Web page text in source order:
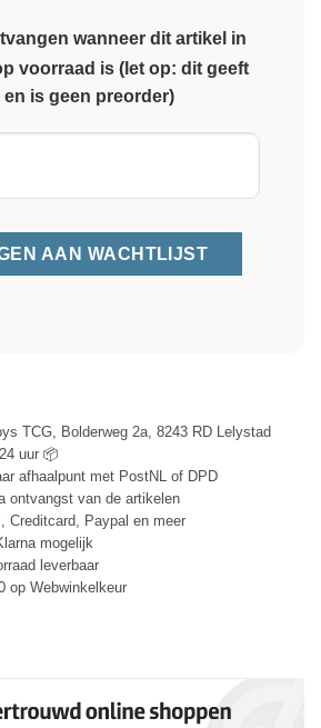
wanneer dit artikel in
voorraad is (let op: dit geeft
is geen preorder)
TCG, Bolderweg 2a, 8243 RD Lelystad
uur 📦
afhaalpunt met PostNL of DPD
ontvangst van de artikelen
Creditcard, Paypal en meer
mogelijk
leverbaar
op Webwinkelkeur